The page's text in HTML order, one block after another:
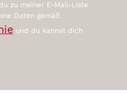
zu meiner E-Mail-Liste
Daten gemäß
und du kannst dich